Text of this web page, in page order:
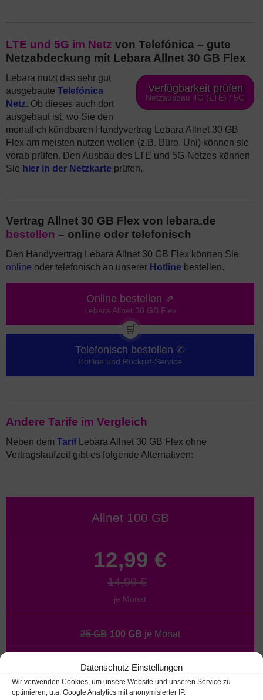
Datenschutz Einstellungen
Wir verwenden Cookies, um unsere Website und unseren Service zu
optimieren, u.a. Google Analytics mit anonymisierter IP.
LTE und 5G im Netz von Telefónica – gute
Netzabdeckung mit Lebara Allnet 30 GB Flex
Verfügbarkeit prüfen
Netzausbau 4G (LTE) / 5G
Lebara nutzt das sehr gut
ausgebaute Telefónica
Netz. Ob dieses auch dort
ausgebaut ist, wo Sie den
monatlich kündbaren Handyvertrag Lebara Allnet 30 GB
Flex am meisten nutzen wollen (z.B. Büro, Uni) können sie
vorab prüfen. Den Ausbau des LTE und 5G-Netzes können
Sie hier in der Netzkarte prüfen.
Vertrag Allnet 30 GB Flex von lebara.de
bestellen – online oder telefonisch
Den Handyvertrag Lebara Allnet 30 GB Flex können Sie
online oder telefonisch an unserer Hotline bestellen.
Online bestellen ⇗
Lebara Allnet 30 GB Flex
🛒
Telefonisch bestellen ✆
Hotline und Rückruf-Service
Andere Tarife im Vergleich
Neben dem TarifLebara Allnet 30 GB Flex ohne
Vertragslaufzeit gibt es folgende Alternativen:
Allnet 100 GB
12,99 €
14,99 €
je Monat
25 GB100 GB je Monat
LTE+5Gbis 50 MBit/s